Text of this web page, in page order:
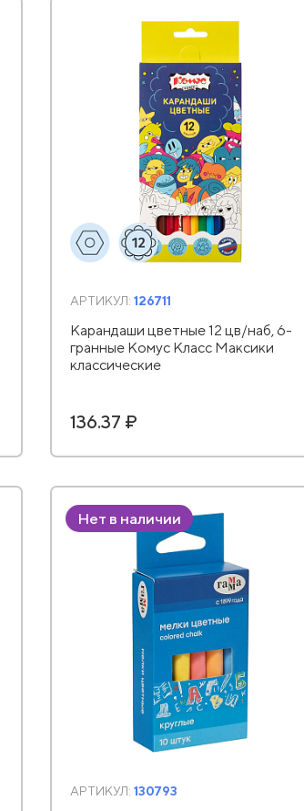
АРТИКУЛ: 126711
Карандаши цветные 12 цв/наб, 6-
гранные Комус Класс Максики
классические
136.37 ₽
Нет в наличии
АРТИКУЛ: 130793